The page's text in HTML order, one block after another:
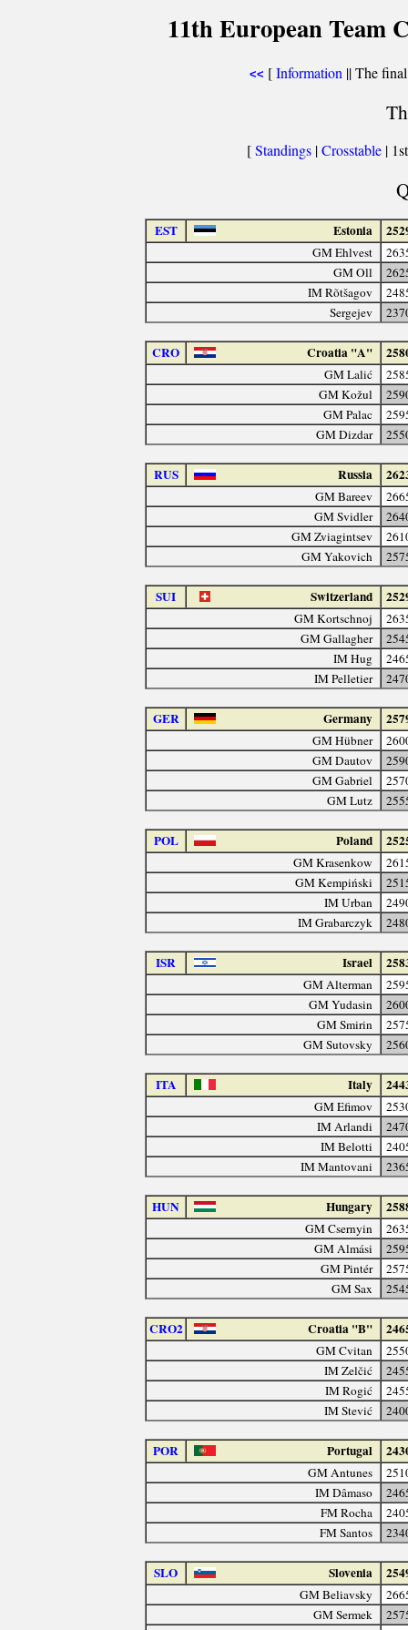
11th European Team
<< [Information || The
[Standings|Crosstable|
EST Estonia
GM Ehlvest
GM Oll
IM Rõtšagov
Sergejev
CRO Croatia "A"
GM Lalić
GM Kožul
GM Palac
GM Dizdar
RUS Russia
GM Bareev
GM Svidler
GM Zviagintsev
GM Yakovich
SUI Switzerland
GM Kortschnoj
GM Gallagher
IM Hug
IM Pelletier
GER Germany
GM Hübner
GM Dautov
GM Gabriel
GM Lutz
POL Poland
GM Krasenkow
GM Kempiński
IM Urban
IM Grabarczyk
ISR Israel
GM Alterman
GM Yudasin
GM Smirin
GM Sutovsky
ITA Italy
GM Efimov
IM Arlandi
IM Belotti
IM Mantovani
HUN Hungary
GM Csernyin
GM Almási
GM Pintér
GM Sax
CRO2 Croatia "B"
GM Cvitan
IM Zelčić
IM Rogić
IM Stević
POR Portugal
GM Antunes
IM Dâmaso
FM Rocha
FM Santos
SLO Slovenia
GM Beliavsky
GM Sermek